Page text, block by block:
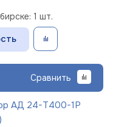
1 шт.
Сравнить
АД 24-Т400-1Р